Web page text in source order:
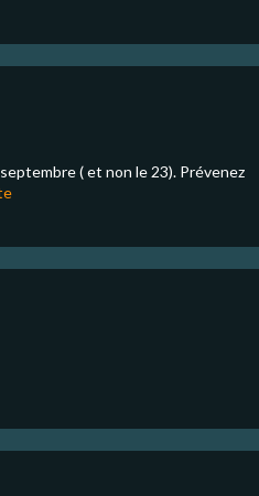
( et non le 23). Prévenez